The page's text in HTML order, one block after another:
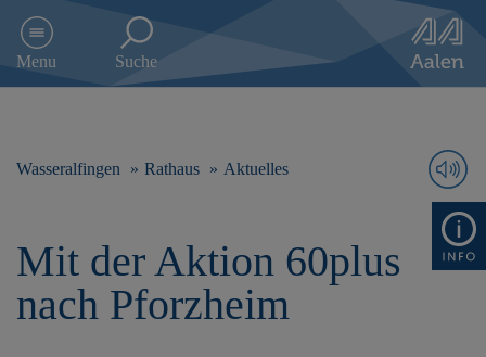
e
Menu Suche
Wasseralfingen Rathaus Aktuelles
Mit der Aktion 60plus
nach Pforzheim